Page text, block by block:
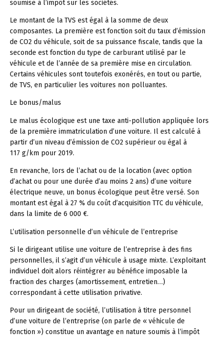
soumise à l’impôt sur les sociétés.
Le montant de la TVS est égal à la somme de deux
composantes. La première est fonction soit du taux d’émission
de CO2 du véhicule, soit de sa puissance fiscale, tandis que la
seconde est fonction du type de carburant utilisé par le
véhicule et de l’année de sa première mise en circulation.
Certains véhicules sont toutefois exonérés, en tout ou partie,
de TVS, en particulier les voitures non polluantes.
Le bonus/malus
Le malus écologique est une taxe anti-pollution appliquée lors
de la première immatriculation d’une voiture. Il est calculé à
partir d’un niveau d’émission de CO2 supérieur ou égal à
117 g/km pour 2019.
En revanche, lors de l’achat ou de la location (avec option
d’achat ou pour une durée d’au moins 2 ans) d’une voiture
électrique neuve, un bonus écologique peut être versé. Son
montant est égal à 27 % du coût d’acquisition TTC du véhicule,
dans la limite de 6 000 €.
L’utilisation personnelle d’un véhicule de l’entreprise
Si le dirigeant utilise une voiture de l’entreprise à des fins
personnelles, il s’agit d’un véhicule à usage mixte. L’exploitant
individuel doit alors réintégrer au bénéfice imposable la
fraction des charges (amortissement, entretien…)
correspondant à cette utilisation privative.
Pour un dirigeant de société, l’utilisation à titre personnel
d’une voiture de l’entreprise (on parle de « véhicule de
fonction ») constitue un avantage en nature soumis à l’impôt